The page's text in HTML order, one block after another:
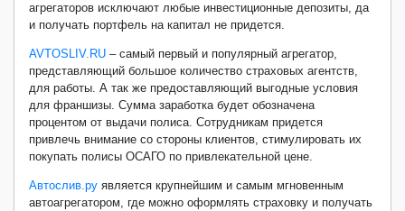
агрегаторов исключают любые инвестиционные депозиты, да
и получать портфель на капитал не придется.
AVTOSLIV.RU – самый первый и популярный агрегатор,
представляющий большое количество страховых агентств,
для работы. А так же предоставляющий выгодные условия
для франшизы. Сумма заработка будет обозначена
процентом от выдачи полиса. Сотрудникам придется
привлечь внимание со стороны клиентов, стимулировать их
покупать полисы ОСАГО по привлекательной цене.
Автослив.ру является крупнейшим и самым мгновенным
автоагрегатором, где можно оформлять страховку и получать